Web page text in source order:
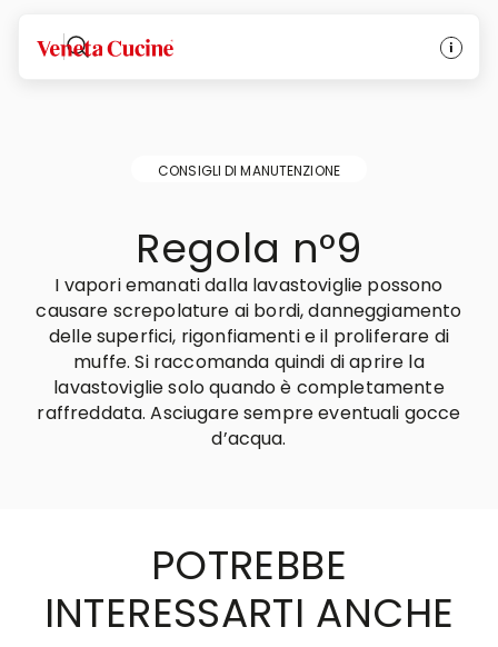
Veneta Cucine
CONSIGLI DI MANUTENZIONE
Regola n°9
I vapori emanati dalla lavastoviglie possono
causare screpolature ai bordi, danneggiamento
delle superfici, rigonfiamenti e il proliferare di
muffe. Si raccomanda quindi di aprire la
lavastoviglie solo quando è completamente
raffreddata. Asciugare sempre eventuali gocce
d’acqua.
POTREBBE
INTERESSARTI ANCHE